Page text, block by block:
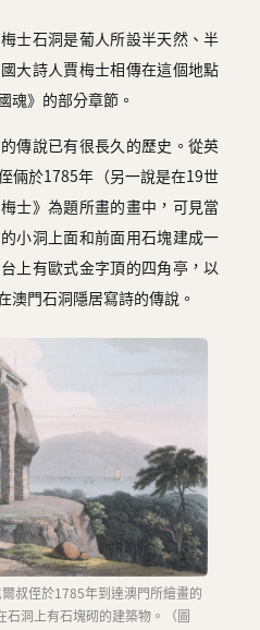
士石洞是葡人所設半天然、半
大詩人賈梅士相傳在這個地點
魂》的部分章節。
傳說已有很長久的歷史。從英
倆於1785年（另一說是在19世
士》為題所畫的畫中，可見當
小洞上面和前面用石塊建成一
上有歐式金字頂的四角亭，以
澳門石洞隱居寫詩的傳說。
叔侄於1785年到達澳門所繪畫的
石洞上有石塊砌的建築物。（圖